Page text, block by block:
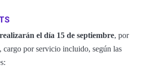
el día 15 de septiembre, por
cargo por servicio incluido, según las